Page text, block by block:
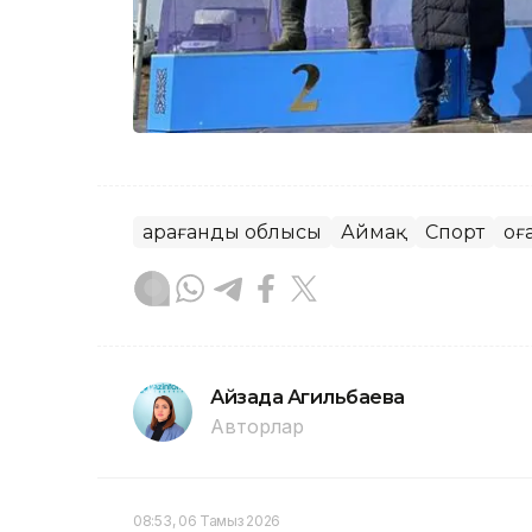
Қарағанды облысы Аймақ Спорт
Айзада Агильбаева
Авторлар
08:53, 06 Тамыз 2026